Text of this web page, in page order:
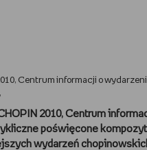
Centrum informacji o
2010, Centrum
poświęcone
wydarzeń